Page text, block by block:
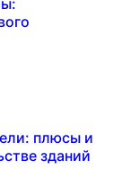
плюсы и
зданий